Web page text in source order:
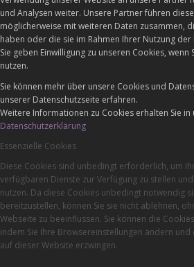
und Analysen weiter. Unsere Partner führen
möglicherweise mit weiteren Daten zusammen,
haben oder die sie im Rahmen Ihrer Nutzung
Sie geben Einwilligung zu unseren Cookies,
nutzen.
Sie können mehr über unsere Cookies und
unserer Datenschutzseite erfahren.
Weitere Informationen zu Cookies erhalten Sie in
Datenschutzerklärung
Essenzielle Cookies
Diese Cookies sind unbedingt erforderlich, um
verfügbaren Dienste zur Verfügung zu stellen
nutzen. Da diese Cookies unbedingt notwendig
bereitzustellen, können Sie sie nicht ablehnen,
Webseite zu beeinflussen. Sie können die
indem Sie Ihre Browsereinstellungen ändern
auf dieser Website erzwingen.